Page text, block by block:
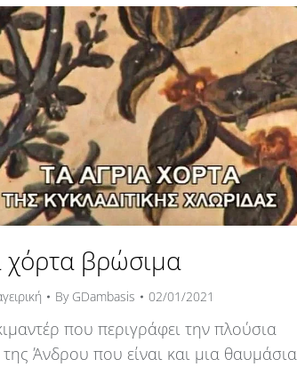
χόρτα βρώσιμα
By GDambasis 02/01/2021
που περιγράφει την πλούσια
Άνδρου που είναι και μια θαυμάσια